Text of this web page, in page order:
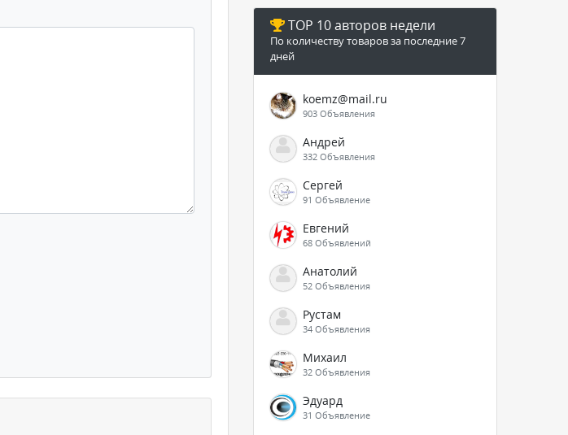
TOP 10 авторов недели
По количеству товаров за последние 7
дней
koemz@mail.ru
903 Объявления
Андрей
332 Объявления
Сергей
91 Объявление
Евгений
68 Объявлений
Анатолий
52 Объявления
Рустам
34 Объявления
Михаил
32 Объявления
Эдуард
31 Объявление